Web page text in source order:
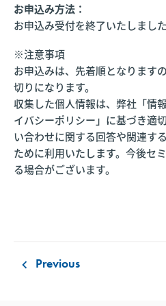
お申込み方法：
お申込み受付を終了いたしました
※注意事項
お申込みは、先着順となります
切りになります。
収集した個人情報は、弊社「情
イバシーポリシー」に基づき適
い合わせに関する回答や関連す
ために利用いたします。今後セ
る場合がございます。
keyboard_arrow_left Previous